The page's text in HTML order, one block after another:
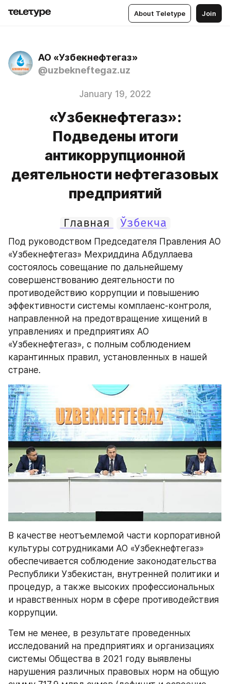
About Teletype Join
АО «Узбекнефтегаз»
@uzbekneftegaz.uz
January 19, 2022
«Узбекнефтегаз»:
Подведены итоги
антикоррупционной
деятельности нефтегазовых
предприятий
Главная Ўзбекча
Под руководством Председателя Правления АО
«Узбекнефтегаз» Мехриддина Абдуллаева
состоялось совещание по дальнейшему
совершенствованию деятельности по
противодействию коррупции и повышению
эффективности системы комплаенс-контроля,
направленной на предотвращение хищений в
управлениях и предприятиях АО
«Узбекнефтегаз», с полным соблюдением
карантинных правил, установленных в нашей
стране.
В качестве неотъемлемой части корпоративной
культуры сотрудниками АО «Узбекнефтегаз»
обеспечивается соблюдение законодательства
Республики Узбекистан, внутренней политики и
процедур, а также высоких профессиональных
и нравственных норм в сфере противодействия
коррупции.
Тем не менее, в результате проведенных
исследований на предприятиях и организациях
системы Общества в 2021 году выявлены
нарушения различных правовых норм на общую